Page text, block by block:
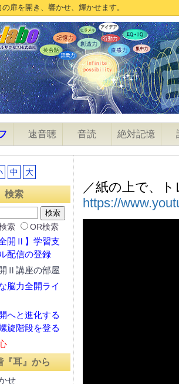
扉を開き、響かせ、輝かせます。
速音聴 音読 絶対記憶
／紙の上で、
https://
中 大
検索
索 OR検索
全開Ⅱ】学習支
配信の登録
Ⅱ講座の部屋
脳力全開ライ
へと進化する
旋階段を登る
『耳』から
せ